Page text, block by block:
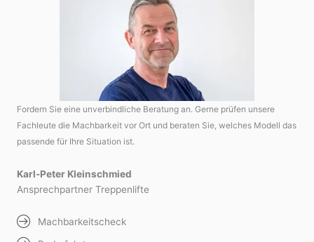
Fordern Sie eine unverbindliche Beratung an. Gerne prüfen unsere
Fachleute die Machbarkeit vor Ort und beraten Sie, welches Modell das
passende für Ihre Situation ist.
Karl-Peter Kleinschmied
Ansprechpartner Treppenlifte
Machbarkeitscheck